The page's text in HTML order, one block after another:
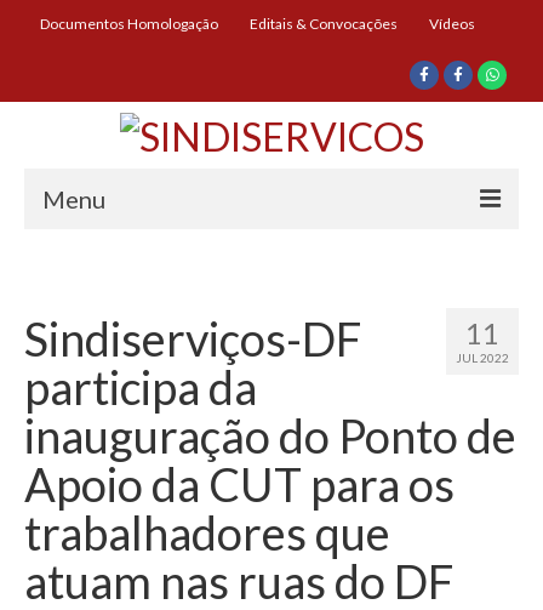
Documentos Homologação Editais & Convocações Vídeos
Menu
Diretoria
História
Documentos
Impressos
11
JUL 2022
Sindiserviços-DF
participa da
inauguração do Ponto de
Apoio da CUT para os
trabalhadores que
atuam nas ruas do DF